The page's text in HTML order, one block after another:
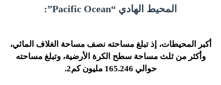
المحيط الهادي “Pacific Ocean”:
أكبر المحيطات، إذ تبلغ مساحته نصف مساحة الغلاف المائي،
وأكثر من ثلث مساحة سطح الكرة الأرضية، وتبلغ مساحته
حوالي 165.246 مليون كم2.